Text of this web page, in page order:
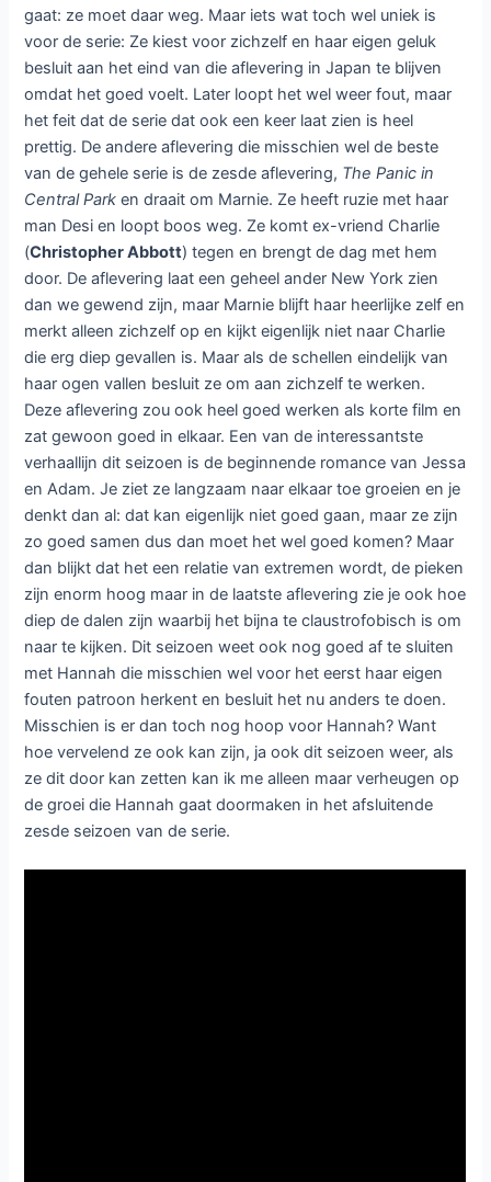
gaat: ze moet daar weg. Maar iets wat toch wel uniek is
voor de serie: Ze kiest voor zichzelf en haar eigen geluk
besluit aan het eind van die aflevering in Japan te blijven
omdat het goed voelt. Later loopt het wel weer fout, maar
het feit dat de serie dat ook een keer laat zien is heel
prettig. De andere aflevering die misschien wel de beste
van de gehele serie is de zesde aflevering, The Panic in
Central Park en draait om Marnie. Ze heeft ruzie met haar
man Desi en loopt boos weg. Ze komt ex-vriend Charlie
(Christopher Abbott) tegen en brengt de dag met hem
door. De aflevering laat een geheel ander New York zien
dan we gewend zijn, maar Marnie blijft haar heerlijke zelf en
merkt alleen zichzelf op en kijkt eigenlijk niet naar Charlie
die erg diep gevallen is. Maar als de schellen eindelijk van
haar ogen vallen besluit ze om aan zichzelf te werken.
Deze aflevering zou ook heel goed werken als korte film en
zat gewoon goed in elkaar. Een van de interessantste
verhaallijn dit seizoen is de beginnende romance van Jessa
en Adam. Je ziet ze langzaam naar elkaar toe groeien en je
denkt dan al: dat kan eigenlijk niet goed gaan, maar ze zijn
zo goed samen dus dan moet het wel goed komen? Maar
dan blijkt dat het een relatie van extremen wordt, de pieken
zijn enorm hoog maar in de laatste aflevering zie je ook hoe
diep de dalen zijn waarbij het bijna te claustrofobisch is om
naar te kijken. Dit seizoen weet ook nog goed af te sluiten
met Hannah die misschien wel voor het eerst haar eigen
fouten patroon herkent en besluit het nu anders te doen.
Misschien is er dan toch nog hoop voor Hannah? Want
hoe vervelend ze ook kan zijn, ja ook dit seizoen weer, als
ze dit door kan zetten kan ik me alleen maar verheugen op
de groei die Hannah gaat doormaken in het afsluitende
zesde seizoen van de serie.